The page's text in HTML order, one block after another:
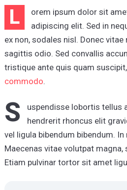
L
orem ipsum dolor sit
adipiscing elit. Sed in
ex non, sodales nisl. Donec
sagittis odio. Sed convallis
tristique ante quis quam suscipit,
commodo.
S
uspendisse lobortis tellus
hendrerit rhoncus elit
vel ligula bibendum bibendum.
Maecenas vitae volutpat
Etiam pulvinar tortor sit amet